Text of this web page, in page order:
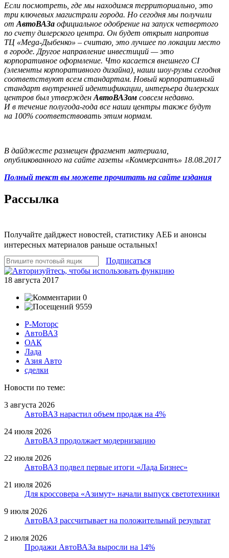
Если посмотреть, где мы находимся территориально, это
три ключевых магистрали города. Но сегодня мы получили
от АвтоВАЗа официальное одобрение на запуск четвертого
по счету дилерского центра. Он будет открыт напротив
ТЦ «Mega-Дыбенко» – считаю, это лучшее по локации место
в городе. Другое направление инвестиций — это
корпоративное оформление. Что касается внешнего CI
(элементы корпоративного дизайна), наши шоу-румы сегодня
соответствуют всем стандартам. Новый корпоративный
стандарт внутренней идентификации, интерьера дилерских
центров был утвержден АвтоВАЗом совсем недавно.
И в течение полугода-года все наши центры также будут
на 100% соответствовать этим нормам.
В дайджесте размещен фрагмент материала,
опубликованного на сайте газеты «Коммерсантъ» 18.08.2017
Полный текст вы можете прочитать на сайте издания
Рассылка
Получайте дайджест новостей, статистику АЕБ и анонсы
интересных материалов раньше остальных!
Подписаться
18 августа 2017
0
9559
Р-Моторс
АвтоВАЗ
ОАК
Лада
Азия Авто
сделки
Новости по теме:
3 августа 2026
АвтоВАЗ нарастил объем продаж на 4%
24 июля 2026
АвтоВАЗ продолжает модернизацию
22 июля 2026
АвтоВАЗ подвел первые итоги «Лада Бизнес»
21 июля 2026
Для кроссовера «Азимут» начали выпуск светотехники
9 июля 2026
АвтоВАЗ рассчитывает на положительный результат
2 июля 2026
Продажи АвтоВАЗа выросли на 14%